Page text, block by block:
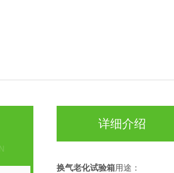
详细介绍
换气老化试验箱用途：